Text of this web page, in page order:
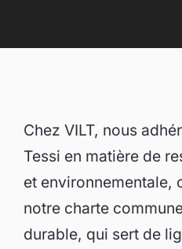
Chez VILT, nous
Tessi en matière de
et environnementale,
notre charte
durable, qui sert de